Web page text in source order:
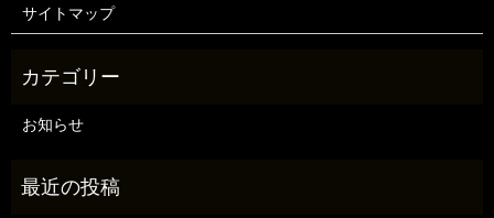
サイトマップ
お知らせ